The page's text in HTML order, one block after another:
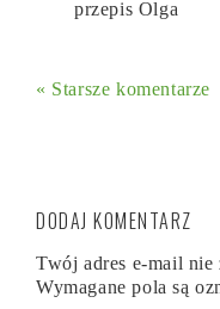
przepis Olga
« Starsze komentarze
DODAJ KOMENTARZ
Twój adres e-mail
Wymagane pola są